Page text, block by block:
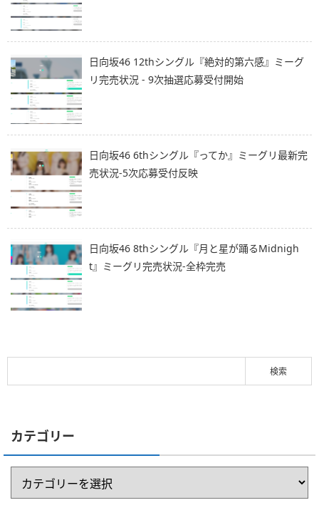
日向坂46 12thシングル『絶対的第六感』ミーグ
リ完売状況 - 9次抽選応募受付開始
日向坂46 6thシングル『ってか』ミーグリ最新完
売状況-5次応募受付反映
日向坂46 8thシングル『月と星が踊るMidnigh
t』ミーグリ完売状況-全枠完売
カテゴリー